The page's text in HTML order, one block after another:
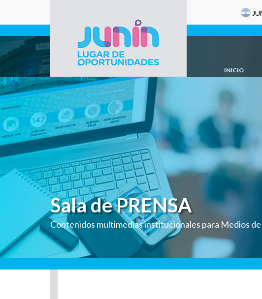
Gobierno de
Junín
INICIO
Sala de PRENSA
Contenidos multimedias institucionales para Medios